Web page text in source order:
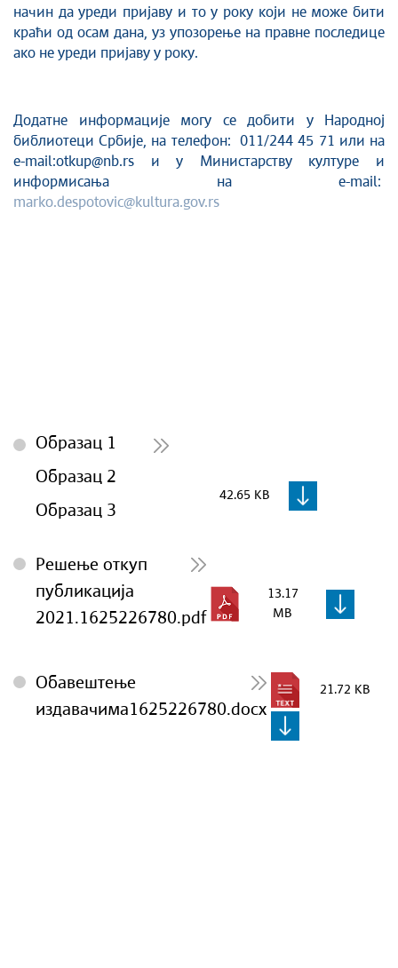
начин да уреди пријаву и то у року који не може бити
краћи од осам дана, уз упозорење на правне последице
ако не уреди пријаву у року.
Додатне информације могу се добити у Народној
библиотеци Србије, на телефон: 011/244 45 71 или на
e-mail:otkup@nb.rs и у Министарству културе и
информисања на e-mail:
marko.despotovic@kultura.gov.rs
Образац 1
Образац 2
Образац 3
42.65 KB
Решење откуп
публикација
2021.1625226780.pdf
13.17
MB
Обавештење
издавачима1625226780.docx
21.72 KB